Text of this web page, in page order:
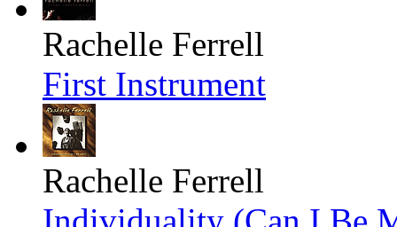
Rachelle Ferrell
First Instrument
Rachelle Ferrell